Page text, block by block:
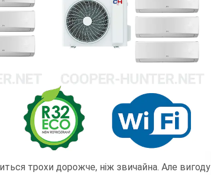
трохи дорожче, ніж звичайна. Але вигоду